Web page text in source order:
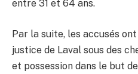
entre 31 et 64 ans.
Par la suite, les accusés
justice de Laval sous des
et possession dans le but